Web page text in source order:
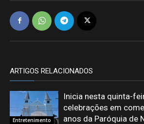
ARTIGOS RELACIONADOS
Entretenimento
Inicia nesta quinta-
celebrações em
anos da Paróquia de